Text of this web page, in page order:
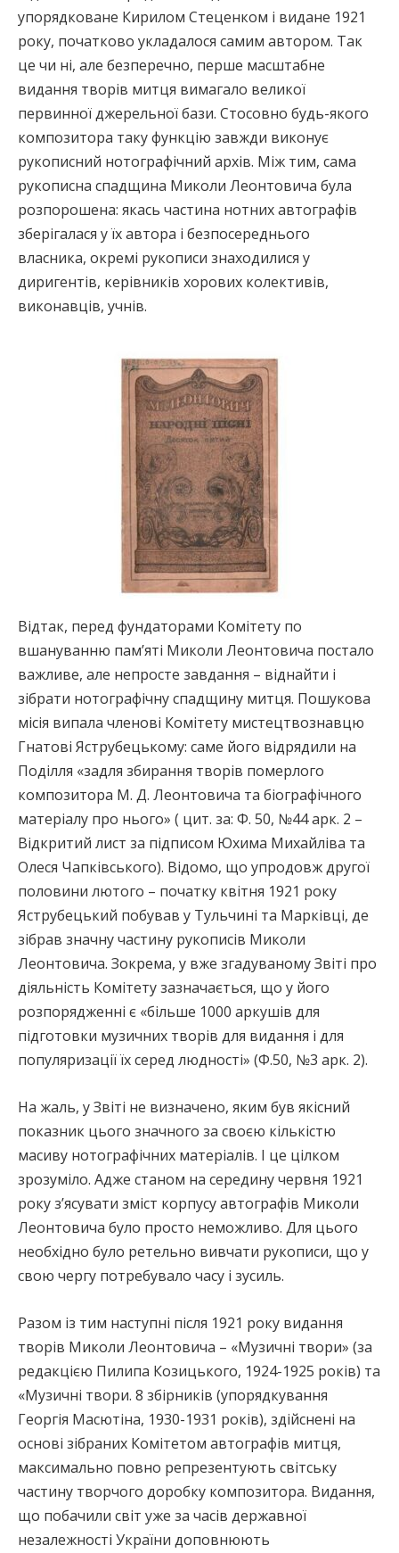
упорядковане Кирилом Стеценком і видане 1921
року, початково укладалося самим автором. Так
це чи ні, але безперечно, перше масштабне
видання творів митця вимагало великої
первинної джерельної бази. Стосовно будь-якого
композитора таку функцію завжди виконує
рукописний нотографічний архів. Між тим, сама
рукописна спадщина Миколи Леонтовича була
розпорошена: якась частина нотних автографів
зберігалася у їх автора і безпосереднього
власника, окремі рукописи знаходилися у
диригентів, керівників хорових колективів,
виконавців, учнів.
Відтак, перед фундаторами Комітету по
вшануванню пам’яті Миколи Леонтовича постало
важливе, але непросте завдання – віднайти і
зібрати нотографічну спадщину митця. Пошукова
місія випала членові Комітету мистецтвознавцю
Гнатові Яструбецькому: саме його відрядили на
Поділля «задля збирання творів померлого
композитора М. Д. Леонтовича та біографічного
матеріалу про нього» ( цит. за: Ф. 50, №44 арк. 2 –
Відкритий лист за підписом Юхима Михайліва та
Олеся Чапківського). Відомо, що упродовж другої
половини лютого – початку квітня 1921 року
Яструбецький побував у Тульчині та Марківці, де
зібрав значну частину рукописів Миколи
Леонтовича. Зокрема, у вже згадуваному Звіті про
діяльність Комітету зазначається, що у його
розпорядженні є «більше 1000 аркушів для
підготовки музичних творів для видання і для
популяризації їх серед людності» (Ф.50, №3 арк. 2).
На жаль, у Звіті не визначено, яким був якісний
показник цього значного за своєю кількістю
масиву нотографічних матеріалів. І це цілком
зрозуміло. Адже станом на середину червня 1921
року з’ясувати зміст корпусу автографів Миколи
Леонтовича було просто неможливо. Для цього
необхідно було ретельно вивчати рукописи, що у
свою чергу потребувало часу і зусиль.
Разом із тим наступні після 1921 року видання
творів Миколи Леонтовича – «Музичні твори» (за
редакцією Пилипа Козицького, 1924-1925 років) та
«Музичні твори. 8 збірників (упорядкування
Георгія Масютіна, 1930-1931 років), здійснені на
основі зібраних Комітетом автографів митця,
максимально повно репрезентують світську
частину творчого доробку композитора. Видання,
що побачили світ уже за часів державної
незалежності України доповнюють